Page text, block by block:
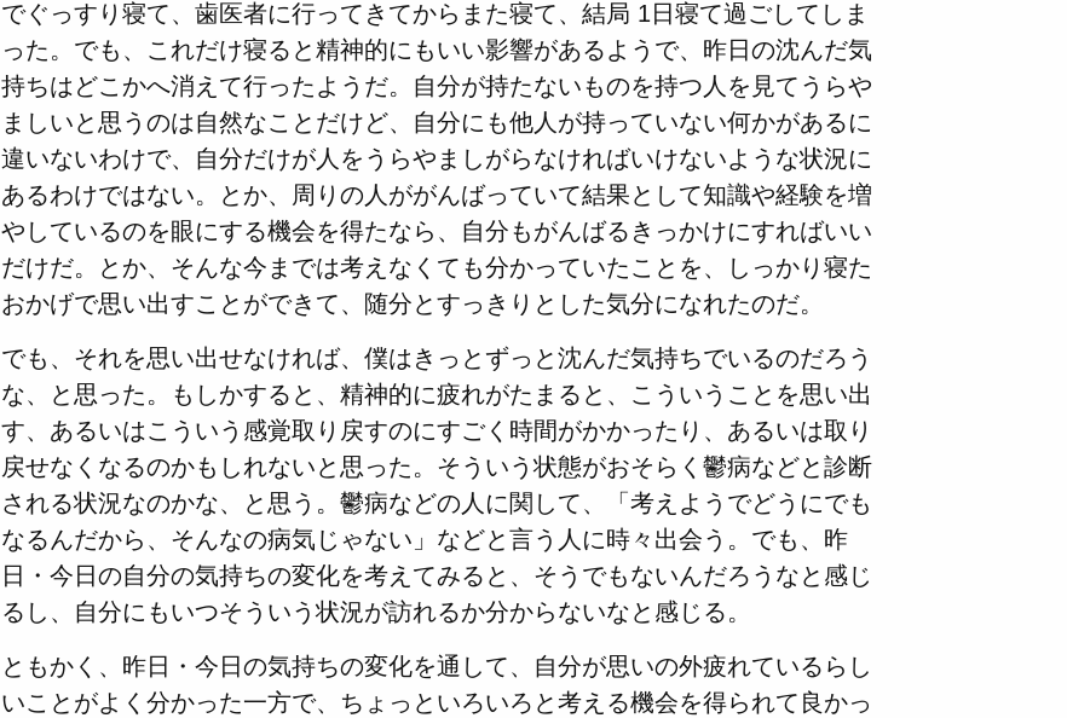
でぐっすり寝て、歯医者に行ってきてからまた寝て、結局 1日寝て過ごしてしま
った。でも、これだけ寝ると精神的にもいい影響があるようで、昨日の沈んだ気
持ちはどこかへ消えて行ったようだ。自分が持たないものを持つ人を見てうらや
ましいと思うのは自然なことだけど、自分にも他人が持っていない何かがあるに
違いないわけで、自分だけが人をうらやましがらなければいけないような状況に
あるわけではない。とか、周りの人ががんばっていて結果として知識や経験を増
やしているのを眼にする機会を得たなら、自分もがんばるきっかけにすればいい
だけだ。とか、そんな今までは考えなくても分かっていたことを、しっかり寝た
おかげで思い出すことができて、随分とすっきりとした気分になれたのだ。
でも、それを思い出せなければ、僕はきっとずっと沈んだ気持ちでいるのだろう
な、と思った。もしかすると、精神的に疲れがたまると、こういうことを思い出
す、あるいはこういう感覚取り戻すのにすごく時間がかかったり、あるいは取り
戻せなくなるのかもしれないと思った。そういう状態がおそらく鬱病などと診断
される状況なのかな、と思う。鬱病などの人に関して、「考えようでどうにでも
なるんだから、そんなの病気じゃない」などと言う人に時々出会う。でも、昨
日・今日の自分の気持ちの変化を考えてみると、そうでもないんだろうなと感じ
るし、自分にもいつそういう状況が訪れるか分からないなと感じる。
ともかく、昨日・今日の気持ちの変化を通して、自分が思いの外疲れているらし
いことがよく分かった一方で、ちょっといろいろと考える機会を得られて良かっ